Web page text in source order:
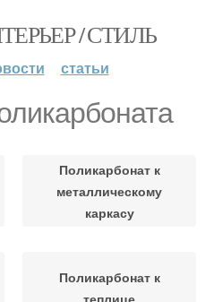
/ СТИЛЬ
статьи
Поликарбонат к
металлическому
каркасу
Поликарбонат к
теплице